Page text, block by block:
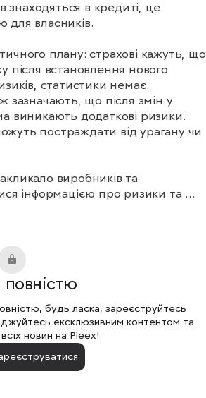
знаходяться в кредиті, це
власників.
плану: страхові кажуть, що
після встановлення нового
статистики немає.
зазначають, що після змін у
виникають додаткові ризики.
постраждати від урагану чи
виробників та
інформацією про ризики та
повністю
будь ласка, зареєструйтесь
ексклюзивним контентом та
новин на Pleex!